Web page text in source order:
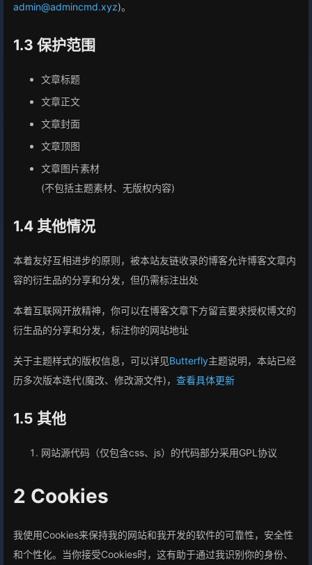
admin@admincmd.xyz)。
1.3 保护范围
文章标题
文章正文
文章封面
文章顶图
文章图片素材
(不包括主题素材、无版权内容)
1.4 其他情况
本着友好互相进步的原则，被本站友链收录的博客允许博客文章内
容的衍生品的分享和分发，但仍需标注出处
本着互联网开放精神，你可以在博客文章下方留言要求授权博文的
衍生品的分享和分发，标注你的网站地址
关于主题样式的版权信息，可以详见Butterfly主题说明，本站已经
历多次版本迭代(魔改、修改源文件)， 查看具体更新
1.5 其他
网站源代码（仅包含css、js）的代码部分采用GPL协议
2 Cookies
我使用Cookies来保持我的网站和我开发的软件的可靠性，安全性
和个性化。当你接受Cookies时，这有助于通过我识别你的身份、